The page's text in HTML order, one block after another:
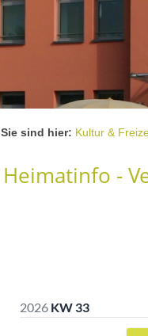
Sie sind hier: Kultur &
Heimatinfo -